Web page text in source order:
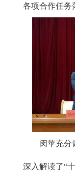
各项合作任务
闵苹充分
深入解读了“